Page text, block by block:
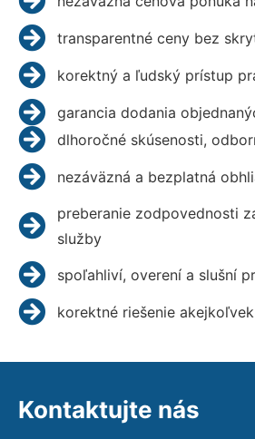
transparentné ceny bez
korektný a ľudský prístup
garancia dodania
dlhoročné skúsenosti,
nezáväzná a bezplatná
preberanie zodpovednosti
služby
spoľahliví, overení a slušní
korektné riešenie
Kontaktujte nás